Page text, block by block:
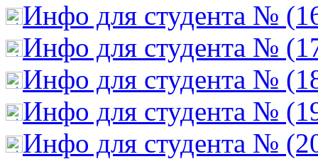
Инфо для студента №
Инфо для студента №
Инфо для студента №
Инфо для студента №
Инфо для студента №